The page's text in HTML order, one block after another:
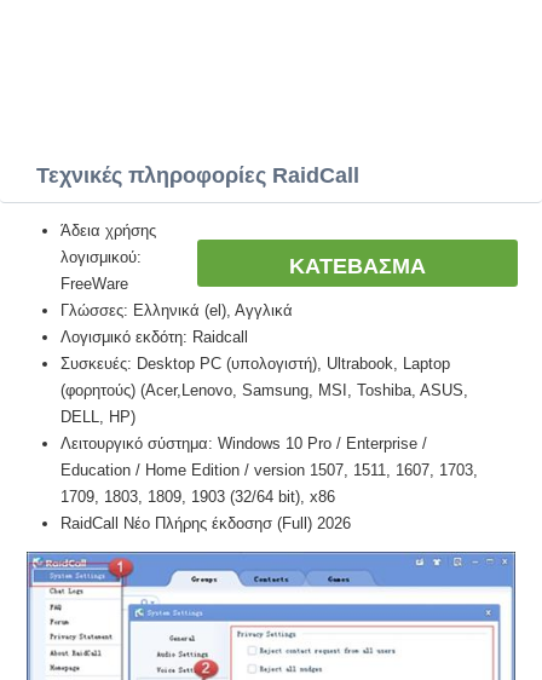
Τεχνικές πληροφορίες RaidCall
ΚΑΤΕΒΑΣΜΑ
Άδεια χρήσης
λογισμικού:
FreeWare
Γλώσσες: Ελληνικά (el), Αγγλικά
Λογισμικό εκδότη: Raidcall
Συσκευές: Desktop PC (υπολογιστή), Ultrabook, Laptop
(φορητούς) (Acer,Lenovo, Samsung, MSI, Toshiba, ASUS,
DELL, HP)
Λειτουργικό σύστημα: Windows 10 Pro / Enterprise /
Education / Home Edition / version 1507, 1511, 1607, 1703,
1709, 1803, 1809, 1903 (32/64 bit), x86
RaidCall Νέο Πλήρης έκδοσησ (Full) 2026